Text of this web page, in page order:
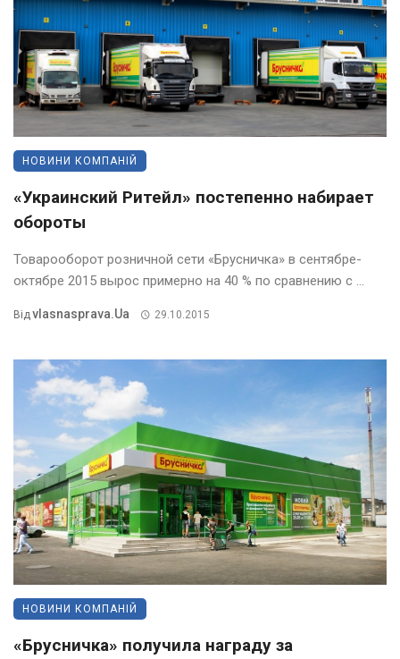
НОВИНИ КОМПАНІЙ
«Украинский Ритейл» постепенно набирает
обороты
Товарооборот розничной сети «Брусничка» в сентябре-
октябре 2015 вырос примерно на 40 % по сравнению с ...
ВідVlasnasprava.ua 29.10.2015
НОВИНИ КОМПАНІЙ
«Брусничка» получила награду за